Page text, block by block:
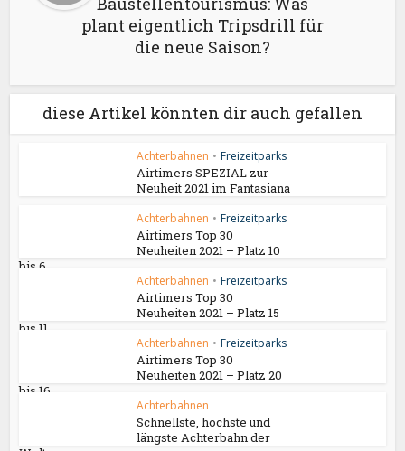
plant eigentlich Tripsdrill für
die neue Saison?
diese Artikel könnten dir auch gefallen
Achterbahnen • Freizeitparks
Airtimers SPEZIAL zur
Neuheit 2021 im Fantasiana
Achterbahnen • Freizeitparks
Airtimers Top 30
Neuheiten 2021 – Platz 10
bis 6
Achterbahnen • Freizeitparks
Airtimers Top 30
Neuheiten 2021 – Platz 15
bis 11
Achterbahnen • Freizeitparks
Airtimers Top 30
Neuheiten 2021 – Platz 20
bis 16
Achterbahnen
Schnellste, höchste und
längste Achterbahn der